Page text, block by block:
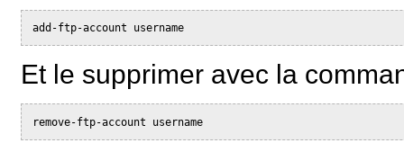
add-ftp-account username
Et le supprimer avec la
remove-ftp-account username